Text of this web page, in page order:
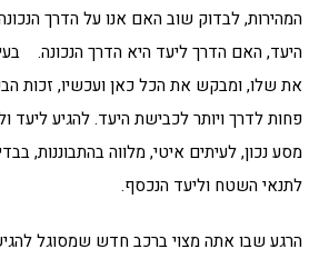
המהירות, לבדוק שוב האם אנו על הדרך
היעד, האם הדרך ליעד היא הדרך הנכונה.
את שלו, ומבקש את הכל כאן ועכשיו, זכות
פחות לדרך ויותר לכבישת היעד. להגיע ליעד
מסע נכון, לעיתים איטי, מלווה בהתבוננות,
לתנאי השטח וליעד הנכסף.
הרגע שבו אתה מצוי ברכב חדש שמסוגל להגיע